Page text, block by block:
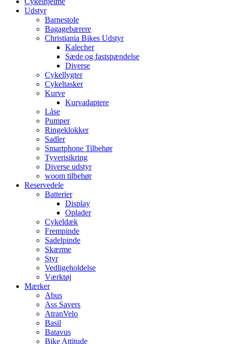
Udstyr
Barnestole
Bagagebærere
Christiania Bikes Udstyr
Kalecher
Sæde og fastspændelse
Diverse
Cykellygter
Cykeltasker
Kurve
Kurvadaptere
Låse
Pumper
Ringeklokker
Sadler
Smartphone Tilbehør
Tyverisikring
Diverse udstyr
woom tilbehør
Reservedele
Batterier
Display
Oplader
Cykeldæk
Frempinde
Sadelpinde
Skærme
Styr
Vedligeholdelse
Værktøj
Mærker
Abus
Ass Savers
AtranVelo
Basil
Batavus
Bike Attitude